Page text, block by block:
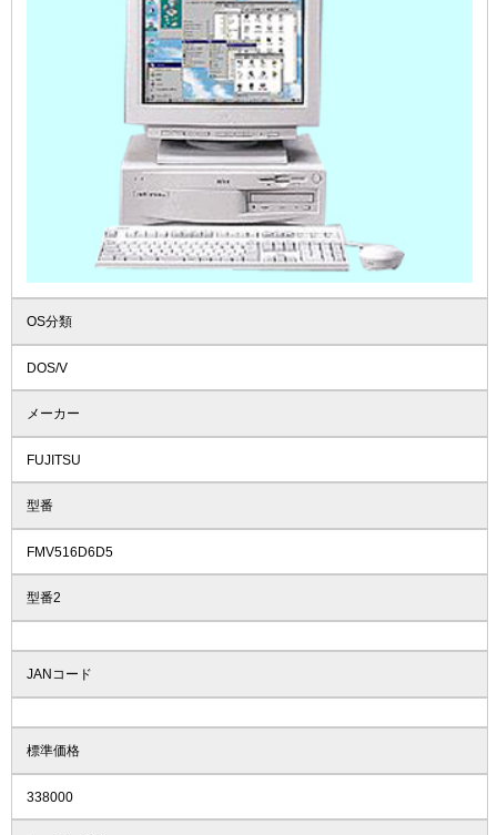
OS分類
DOS/V
メーカー
FUJITSU
型番
FMV516D6D5
型番2
JANコード
標準価格
338000